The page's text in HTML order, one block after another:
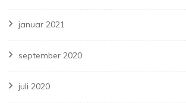
januar 2021
september 2020
juli 2020